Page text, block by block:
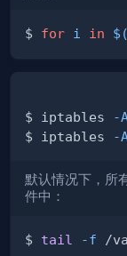
$ for i in $(
$ iptables -
$ iptables
-
默认情况下，所
件中：
$ tail -f /